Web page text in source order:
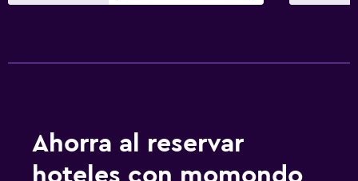
Ahorra al reservar
hoteles con momondo